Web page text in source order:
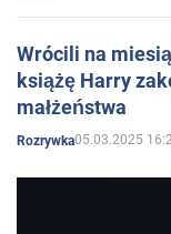
Wrócili na
książę Harry
małżeństwa
Rozrywka05.03.2025